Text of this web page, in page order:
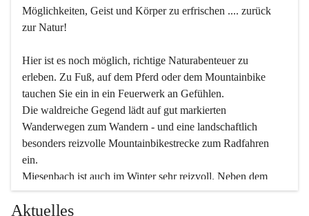
Möglichkeiten, Geist und Körper zu erfrischen .... zurück
zur Natur!
Hier ist es noch möglich, richtige Naturabenteuer zu
erleben. Zu Fuß, auf dem Pferd oder dem Mountainbike
tauchen Sie ein in ein Feuerwerk an Gefühlen.
Die waldreiche Gegend lädt auf gut markierten
Wanderwegen zum Wandern - und eine landschaftlich
besonders reizvolle Mountainbikestrecke zum Radfahren
ein.
Miesenbach ist auch im Winter sehr reizvoll. Neben dem
Eisstockschießen gibt es auf dem nahe gelegenen Unterberg
wunderschöne Naturschneepisten, die zum Schifahren oder
Aktuelles